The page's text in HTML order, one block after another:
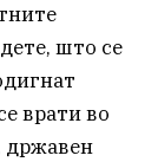
што се
врати во
државен